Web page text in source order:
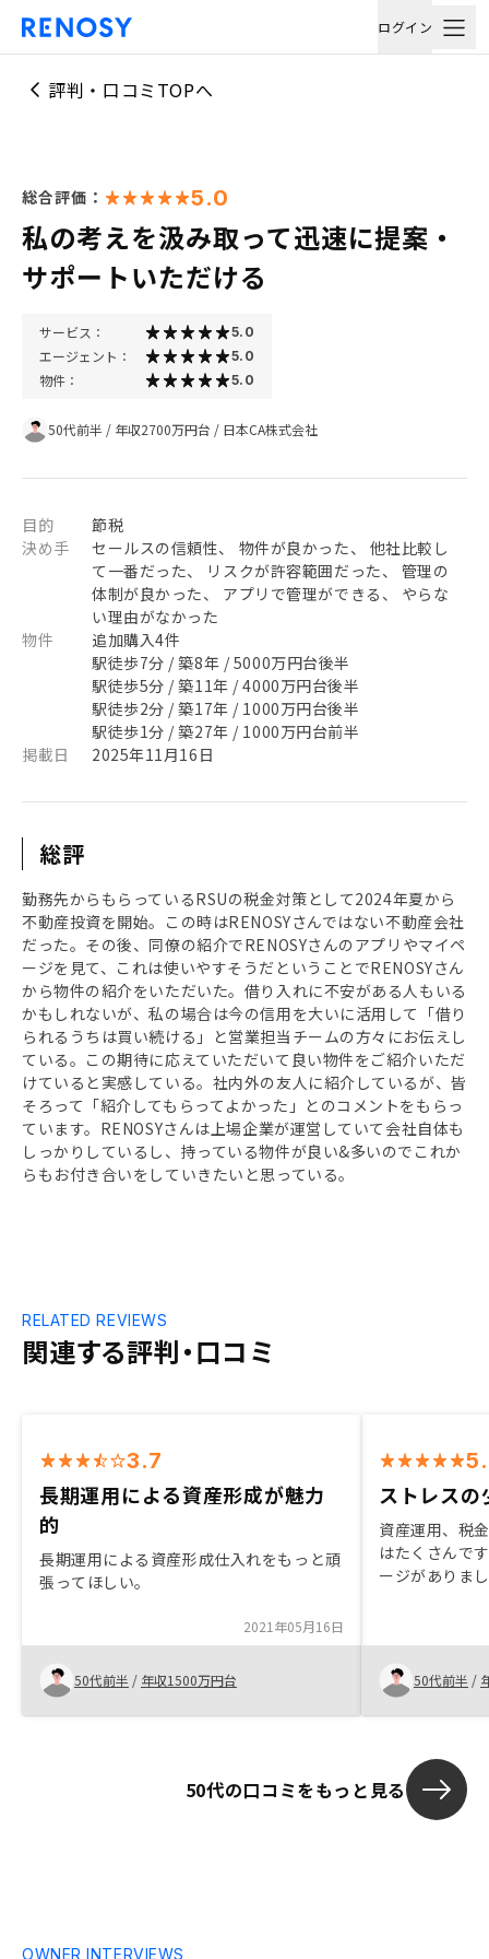
ログイン
評判・口コミTOPへ
総合評価： 5.0
私の考えを汲み取って迅速に提案・
サポートいただける
サービス： 5.0
エージェント： 5.0
物件： 5.0
50代前半 / 年収2700万円台 / 日本CA株式会社
目的
節税
決め手
セールスの信頼性、 物件が良かった、 他社比較し
て一番だった、 リスクが許容範囲だった、 管理の
体制が良かった、 アプリで管理ができる、 やらな
い理由がなかった
物件
追加購入4件
駅徒歩7分 / 築8年 / 5000万円台後半
駅徒歩5分 / 築11年 / 4000万円台後半
駅徒歩2分 / 築17年 / 1000万円台後半
駅徒歩1分 / 築27年 / 1000万円台前半
掲載日
2025年11月16日
総評
勤務先からもらっているRSUの税金対策として2024年夏から
不動産投資を開始。この時はRENOSYさんではない不動産会社
だった。その後、同僚の紹介でRENOSYさんのアプリやマイペ
ージを見て、これは使いやすそうだということでRENOSYさん
から物件の紹介をいただいた。借り入れに不安がある人もいる
かもしれないが、私の場合は今の信用を大いに活用して「借り
られるうちは買い続ける」と営業担当チームの方々にお伝えし
ている。この期待に応えていただいて良い物件をご紹介いただ
けていると実感している。社内外の友人に紹介しているが、皆
そろって「紹介してもらってよかった」とのコメントをもらっ
ています。RENOSYさんは上場企業が運営していて会社自体も
しっかりしているし、持っている物件が良い&多いのでこれか
らもお付き合いをしていきたいと思っている。
関連する評判・口コミ
RELATED REVIEWS
3.7
長期運用による資産形成が魅力
的
長期運用による資産形成仕入れをもっと頑
張ってほしい。
2021年05月16日
50代前半 / 年収1500万円台
ストレスの
資産運用、税
はたくさんで
ージがありま
年後だと思い
そうです。
50代前半 /
50代の口コミをもっと見る
OWNER INTERVIEWS